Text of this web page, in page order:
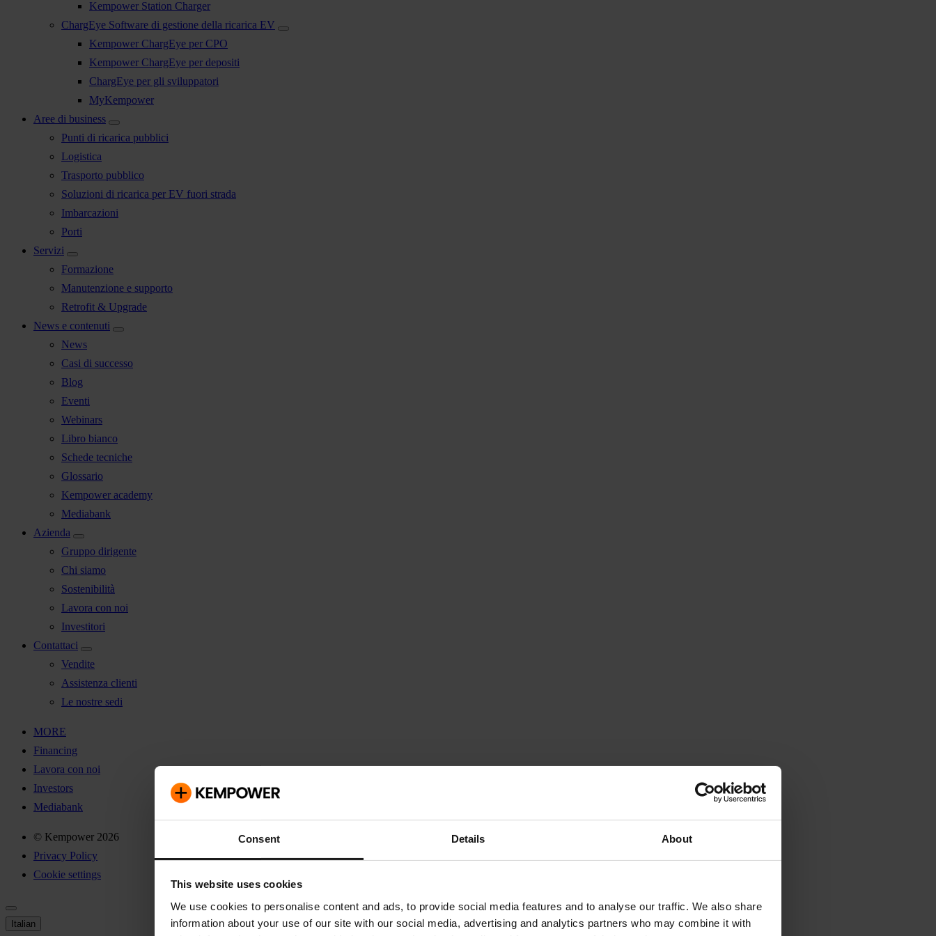
Consent Details About
This website uses cookies
We use cookies to personalise content and ads, to provide social media features and to analyse our traffic. We also share
information about your use of our site with our social media, advertising and analytics partners who may combine it with
Kempower Station Charger
ChargEye Software di gestione della ricarica EV
Kempower ChargEye per CPO
Kempower ChargEye per depositi
ChargEye per gli sviluppatori
MyKempower
Aree di business
Punti di ricarica pubblici
Logistica
Trasporto pubblico
Soluzioni di ricarica per EV fuori strada
Imbarcazioni
Porti
Servizi
Formazione
Manutenzione e supporto
Retrofit & Upgrade
News e contenuti
News
Casi di successo
Blog
Eventi
Webinars
Libro bianco
Schede tecniche
Glossario
Kempower academy
Mediabank
Azienda
Gruppo dirigente
Chi siamo
Sostenibilità
Lavora con noi
Investitori
Contattaci
Vendite
Assistenza clienti
Le nostre sedi
MORE
Financing
Lavora con noi
Investors
Mediabank
© Kempower 2026
Privacy Policy
Cookie settings
Italian